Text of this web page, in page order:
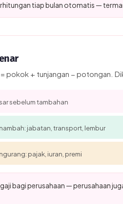
tiap bulan otomatis —
pokok + tunjangan − potongan.
sebelum tambahan
jabatan, transport, lembur
pajak, iuran, premi
bagi perusahaan — perusahaan